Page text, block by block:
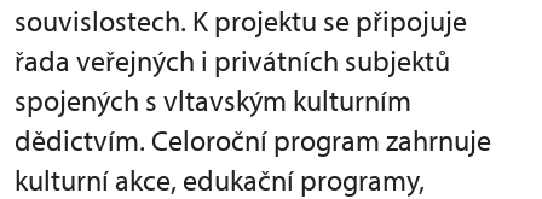
souvislostech. K projektu se připojuje
řada veřejných i privátních subjektů
spojených s vltavským kulturním
dědictvím. Celoroční program zahrnuje
kulturní akce, edukační programy,